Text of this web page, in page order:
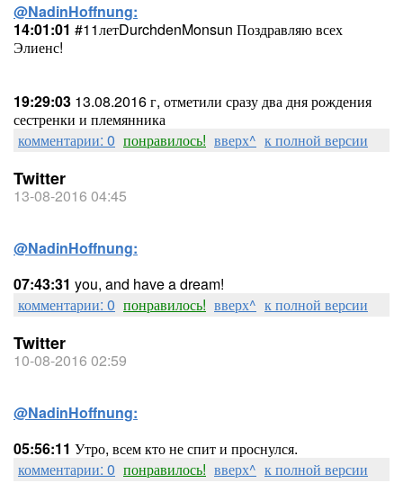
@NadinHoffnung:
14:01:01 #11летDurchdenMonsun Поздравляю всех
Элиенс!
19:29:03 13.08.2016 г, отметили сразу два дня рождения
сестренки и племянника
комментарии: 0 понравилось! вверх^ к полной версии
Twitter
13-08-2016 04:45
@NadinHoffnung:
07:43:31 you, and have a dream!
комментарии: 0 понравилось! вверх^ к полной версии
Twitter
10-08-2016 02:59
@NadinHoffnung:
05:56:11 Утро, всем кто не спит и проснулся.
комментарии: 0 понравилось! вверх^ к полной версии